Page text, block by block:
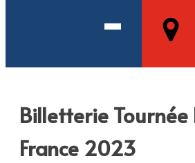
Billetterie Tournée
France 2023